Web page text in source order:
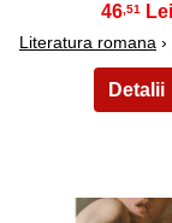
46,51
Literatura romana›